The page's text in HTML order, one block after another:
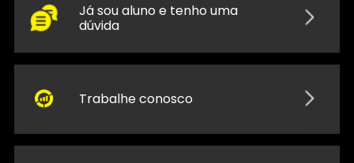
Já sou aluno e tenho uma
dúvida
Trabalhe conosco